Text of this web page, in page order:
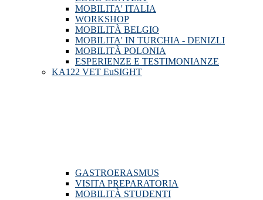
MOBILITA' ITALIA
WORKSHOP
MOBILITÀ BELGIO
MOBILITA' IN TURCHIA - DENIZLI
MOBILITÀ POLONIA
ESPERIENZE E TESTIMONIANZE
KA122 VET EuSIGHT
GASTROERASMUS
VISITA PREPARATORIA
MOBILITÀ STUDENTI